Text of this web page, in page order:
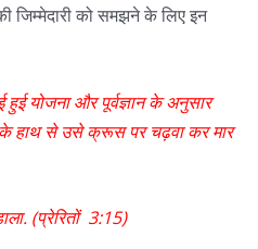
जिम्मेदारी को समझने के लिए इन
हुई योजना और पूर्वज्ञान के अनुसार
के हाथ से उसे क्रूस पर चढ़वा कर मार
. (प्रेरितों3:15)